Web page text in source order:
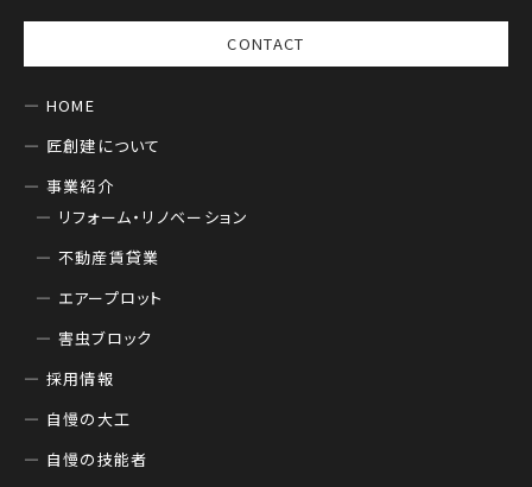
CONTACT
HOME
匠創建について
事業紹介
リフォーム・リノベーション
不動産賃貸業
エアープロット
害虫ブロック
採用情報
自慢の大工
自慢の技能者